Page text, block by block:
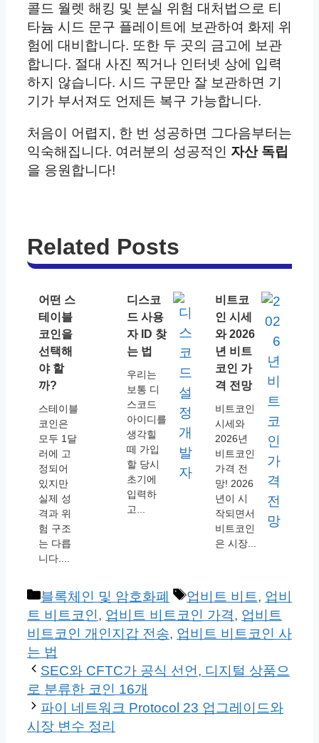
콜드 월렛 해킹 및 분실 위험 대처법으로 티
타늄 시드 문구 플레이트에 보관하여 화제 위
험에 대비합니다. 또한 두 곳의 금고에 보관
합니다. 절대 사진 찍거나 인터넷 상에 입력
하지 않습니다. 시드 구문만 잘 보관하면 기
기가 부서져도 언제든 복구 가능합니다.
처음이 어렵지, 한 번 성공하면 그다음부터는
익숙해집니다. 여러분의 성공적인 자산 독립
을 응원합니다!
Related Posts
어떤 스
테이블
코인을
선택해
야 할
까?
스테이블
코인은
모두 1달
러에 고
정되어
있지만
실제 성
격과 위
험 구조
는 다릅
니다....
디스코
드 사용
자 ID 찾
는 법
우리는
보통 디
스코드
아이디를
생각힐
떼 가입
할 당시
초기에
입력하
고...
비트코
인 시세
와 2026
년 비트
코인 가
격 전망
비트코인
시세와
2026년
비트코인
가격 전
망! 2026
년이 시
작되면서
비트코인
은 시장...
카
테
고
리
블록체인 및 암호화폐
태
그
업비트 비트, 업비
트 비트코인, 업비트 비트코인 가격, 업비트
비트코인 개인지갑 전송, 업비트 비트코인 사
는 법
SEC와 CFTC가 공식 선언, 디지털 상품으
로 분류한 코인 16개
파이 네트워크 Protocol 23 업그레이드와
시장 변수 정리